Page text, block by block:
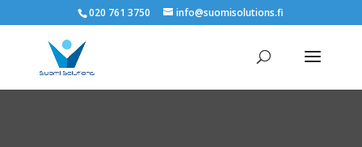
020 761 3750 info@suomisolutions.fi